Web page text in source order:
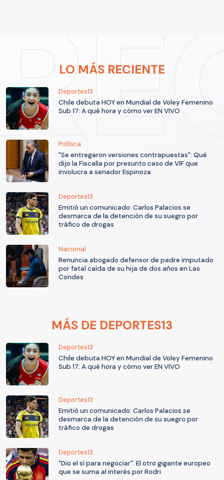
LO MÁS RECIENTE
Deportes13
Chile debuta HOY en Mundial de Voley Femenino
Sub 17: A qué hora y cómo ver EN VIVO
Política
"Se entregaron versiones contrapuestas": Qué
dijo la Fiscalía por presunto caso de VIF que
involucra a senador Espinoza
Deportes13
Emitió un comunicado: Carlos Palacios se
desmarca de la detención de su suegro por
tráfico de drogas
Nacional
Renuncia abogado defensor de padre imputado
por fatal caída de su hija de dos años en Las
Condes
MÁS DE DEPORTES13
Deportes13
Chile debuta HOY en Mundial de Voley Femenino
Sub 17: A qué hora y cómo ver EN VIVO
Deportes13
Emitió un comunicado: Carlos Palacios se
desmarca de la detención de su suegro por
tráfico de drogas
Deportes13
"Dio el sí para negociar": El otro gigante europeo
que se suma al interés por Rodri